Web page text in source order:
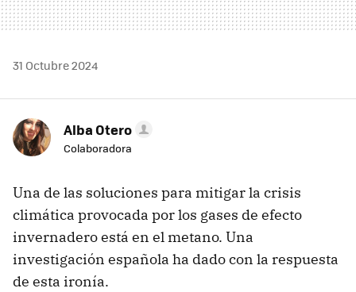
31 Octubre 2024
Alba Otero
Colaboradora
Una de las soluciones para mitigar la crisis
climática provocada por los gases de efecto
invernadero está en el metano. Una
investigación española ha dado con la respuesta
de esta ironía.